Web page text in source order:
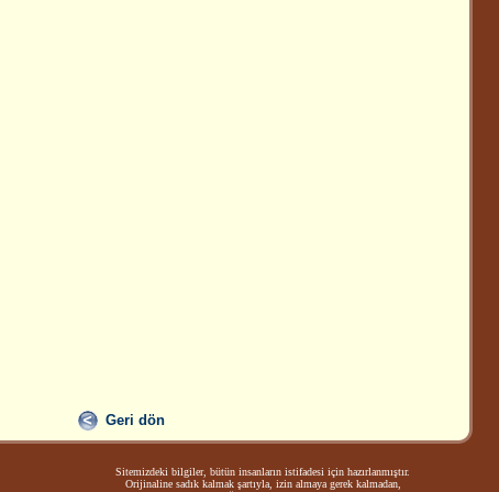
Geri dön
Sitemizdeki bilgiler, bütün insanların istifadesi için hazırlanmıştır.
Orijinaline sadık kalmak şartıyla, izin almaya gerek kalmadan,